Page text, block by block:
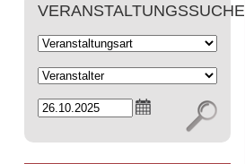
VERANSTALTUNGSSUCHE